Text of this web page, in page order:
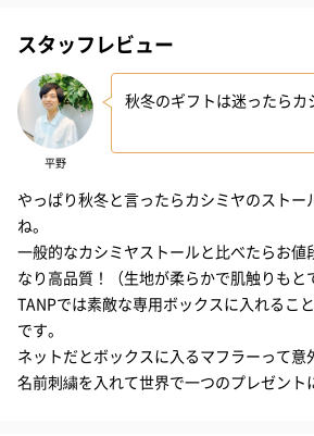
有料でマフラー専用BOXをご用意しており
ブラックのシンプルなBOXにゴールドのリ
（リボンの色が異なる場合がございます）
高級カシミヤを贅沢に使ったチェッ
最高級と言われる内モンゴル産のホワイト
「BUYER」オリジナルのチェックストー
く、男性にも気軽に使っていただけるよう
スタッフレビュー
平野
秋冬のギフトは迷ったらカ
やっぱり秋冬と言ったらカシミヤのストー
ね。
一般的なカシミヤストールと比べたらお値
なり高品質！（生地が柔らかで肌触りもと
TANPでは素敵な専用ボックスに入れるこ
です。
ネットだとボックスに入るマフラーって意
名前刺繍を入れて世界で一つのプレゼント